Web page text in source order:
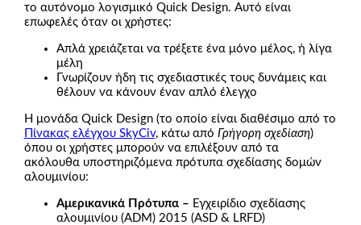
το αυτόνομο λογισμικό Quick Design. Αυτό είναι
επωφελές όταν οι χρήστες:
Απλά χρειάζεται να τρέξετε ένα μόνο μέλος, ή λίγα
μέλη
Γνωρίζουν ήδη τις σχεδιαστικές τους δυνάμεις και
θέλουν να κάνουν έναν απλό έλεγχο
Η μονάδα Quick Design (το οποίο είναι διαθέσιμο από το
Πίνακας ελέγχου SkyCiv, κάτω από Γρήγορη σχεδίαση)
όπου οι χρήστες μπορούν να επιλέξουν από τα
ακόλουθα υποστηριζόμενα πρότυπα σχεδίασης δομών
αλουμινίου:
Αμερικανικά Πρότυπα – Εγχειρίδιο σχεδίασης
αλουμινίου (ADM) 2015 (ASD & LRFD)